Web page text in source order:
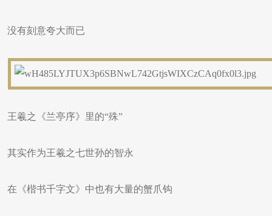
没有刻意夸大而已
王羲之《兰亭序》里的“殊”
其实作为王羲之七世孙的智永
在《楷书千字文》中也有大量的蟹爪钩